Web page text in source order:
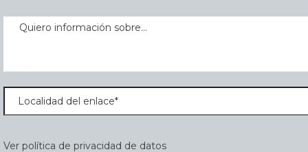
Ver política de privacidad de datos